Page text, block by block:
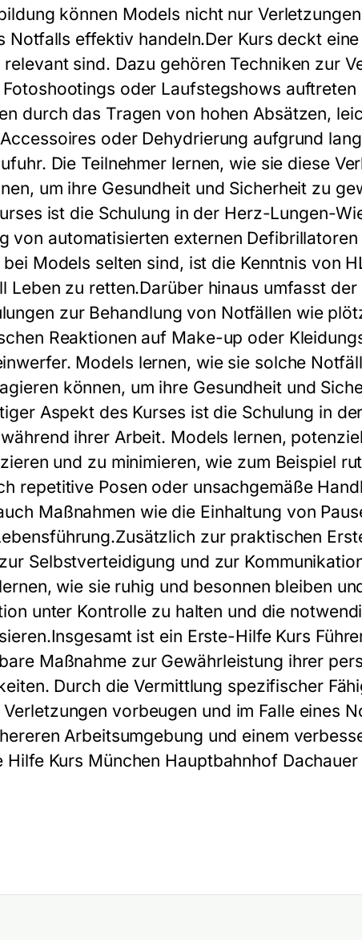
können Models nicht nur
Notfalls effektiv handeln.Der Kurs deckt
sind. Dazu gehören Techniken zur
oder Laufstegshows auftreten
durch das Tragen von hohen Absätzen,
oder Dehydrierung aufgrund
Die Teilnehmer lernen, wie sie diese
um ihre Gesundheit und Sicherheit zu
ist die Schulung in der Herz-Lungen-
von automatisierten externen Defibrillatoren
Models selten sind, ist die Kenntnis von
Leben zu retten.Darüber hinaus umfasst der
zur Behandlung von Notfällen wie
Reaktionen auf Make-up oder
Models lernen, wie sie solche
können, um ihre Gesundheit und
Aspekt des Kurses ist die Schulung in
ihrer Arbeit. Models lernen,
und zu minimieren, wie zum Beispiel
repetitive Posen oder unsachgemäße
Maßnahmen wie die Einhaltung von
zur praktischen
Selbstverteidigung und zur
wie sie ruhig und besonnen bleiben
unter Kontrolle zu halten und die
ist ein Erste-Hilfe Kurs
Maßnahme zur Gewährleistung ihrer
Durch die Vermittlung spezifischer
vorbeugen und im Falle eines
Arbeitsumgebung und einem
Kurs München Hauptbahnhof Dachauer